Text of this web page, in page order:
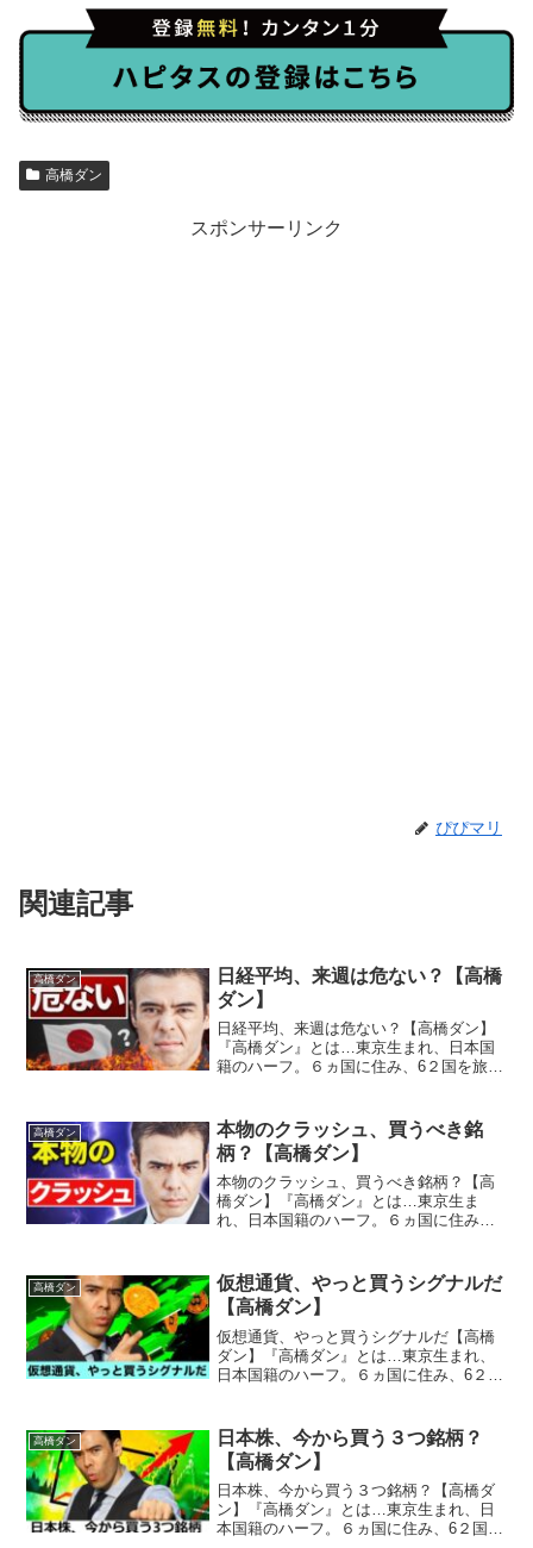
高橋ダン
スポンサーリンク
ぴぴマリ
関連記事
高橋ダン
日経平均、来週は危ない？【高橋
ダン】
日経平均、来週は危ない？【高橋ダン】
『高橋ダン』とは…東京生まれ、日本国
籍のハーフ。６ヵ国に住み、6２国を旅す
プ従事。２６歳でメンターとヘッジファ
ンド立ち上げ、３０歳で...
高橋ダン
本物のクラッシュ、買うべき銘
柄？【高橋ダン】
本物のクラッシュ、買うべき銘柄？【高
橋ダン】『高橋ダン』とは…東京生ま
れ、日本国籍のハーフ。６ヵ国に住み、
にインターンシップ従事。２６歳でメン
ターとヘッジファンド立ち上げ...
高橋ダン
仮想通貨、やっと買うシグナルだ
【高橋ダン】
仮想通貨、やっと買うシグナルだ【高橋
ダン】『高橋ダン』とは…東京生まれ、
日本国籍のハーフ。６ヵ国に住み、6２国
ンシップ従事。２６歳でメンターとヘッ
ジファンド立ち上げ、３...
高橋ダン
日本株、今から買う３つ銘柄？
【高橋ダン】
日本株、今から買う３つ銘柄？【高橋ダ
ン】『高橋ダン』とは…東京生まれ、日
本国籍のハーフ。６ヵ国に住み、6２国を